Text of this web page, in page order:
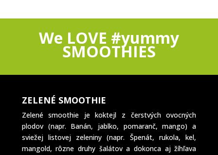
We LOVE #yummy
SMOOTHIES
ZELENÉ SMOOTHIE
Zelené smoothie je koktejl z čerstvých ovocných
plodov (napr. Banán, jablko, pomaranč, mango) a
sviežej listovej zeleniny (napr. Špenát, rukola, kel,
mangold, rôzne druhy šalátov a dokonca aj žíhľava